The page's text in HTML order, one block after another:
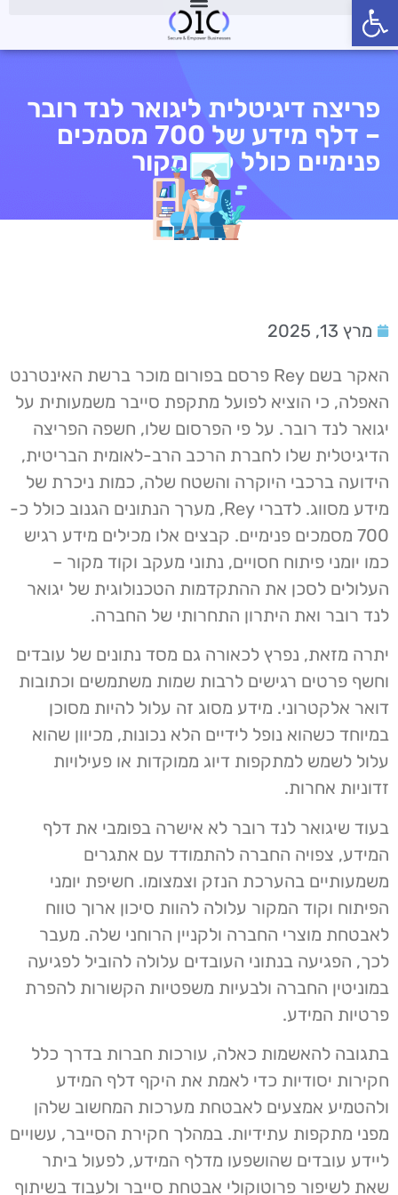
פתח סרגל נגישות
פריצה דיגיטלית ליגואר לנד רובר
– דלף מידע של 700 מסמכים
פנימיים כולל קוד מקור
מרץ 13, 2025
האקר בשם Rey פרסם בפורום מוכר ברשת האינטרנט
האפלה, כי הוציא לפועל מתקפת סייבר משמעותית על
יגואר לנד רובר. על פי הפרסום שלו, חשפה הפריצה
הדיגיטלית שלו לחברת הרכב הרב-לאומית הבריטית,
הידועה ברכבי היוקרה והשטח שלה, כמות ניכרת של
מידע מסווג. לדברי Rey, מערך הנתונים הגנוב כולל כ-
700 מסמכים פנימיים. קבצים אלו מכילים מידע רגיש
כמו יומני פיתוח חסויים, נתוני מעקב וקוד מקור –
העלולים לסכן את ההתקדמות הטכנולוגית של יגואר
לנד רובר ואת היתרון התחרותי של החברה.
יתרה מזאת, נפרץ לכאורה גם מסד נתונים של עובדים
וחשף פרטים רגישים לרבות שמות משתמשים וכתובות
דואר אלקטרוני. מידע מסוג זה עלול להיות מסוכן
במיוחד כשהוא נופל לידיים הלא נכונות, מכיוון שהוא
עלול לשמש למתקפות דיוג ממוקדות או פעילויות
זדוניות אחרות.
בעוד שיגואר לנד רובר לא אישרה בפומבי את דלף
המידע, צפויה החברה להתמודד עם אתגרים
משמעותיים בהערכת הנזק וצמצומו. חשיפת יומני
הפיתוח וקוד המקור עלולה להוות סיכון ארוך טווח
לאבטחת מוצרי החברה ולקניין הרוחני שלה. מעבר
לכך, הפגיעה בנתוני העובדים עלולה להוביל לפגיעה
במוניטין החברה ולבעיות משפטיות הקשורות להפרת
פרטיות המידע.
בתגובה להאשמות כאלה, עורכות חברות בדרך כלל
חקירות יסודיות כדי לאמת את היקף דלף המידע
ולהטמיע אמצעים לאבטחת מערכות המחשוב שלהן
מפני מתקפות עתידיות. במהלך חקירת הסייבר, עשויים
ליידע עובדים שהושפעו מדלף המידע, לפעול ביתר
שאת לשיפור פרוטוקולי אבטחת סייבר ולעבוד בשיתוף